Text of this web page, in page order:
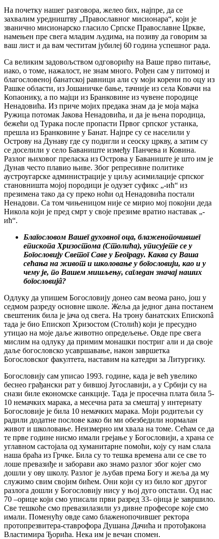
На почетку нашег разговора, желео бих, најпре, да се
захвалим уредништву „Православног мисионара“, који је
званично мисионарско гласило Српске Православне Цркве,
намењен пре свега младим људима, на позиву да говорим за
ваш лист и да вам честитам јубилеј 60 година успешног рада.
Са великим задовољством одговорићу на Ваше прво питање,
иако, о томе, нажалост, не знам много. Рођен сам у питомој и
благословеној банатској равници али су моји корени по оцу из
Рашке области, из Јошаничке бање, тачније из села Ковачи на
Копаонику, а по мајци из Бранковине из чувене породице
Ненадовића. Из приче мојих предака знам да је моја мајка
Ружица потомак Јакова Ненадовића, и да је њена породица,
бежећи од Турака после пропасти Првог српског устанка,
прешла из Бранковине у Банат. Најпре су се населили у
Острову на Дунаву где су подигли и сеоску цркву, а затим су
се доселили у село Баваниште између Панчева и Ковина.
Разлог њиховог преласка из Острова у Баваниште је што им је
Дунав често плавио њиве. Због репресивне политике
аустроугарске администрације у циљу асимилације српског
становништа мојој породици је одузет суфикс „-ић“ из
презимена тако да су преко ноћи од Ненадовића постали
Ненадови. Са том чињеницом није се мирио мој покојни деда
Никола који је пред смрт у своје презиме вратио наставак „-
ић“.
Благословом Вашег духовног оца, блаженопочившег
епископа Хризостома (Столића), уписујете се у
Богословију Светог Саве у Београду. Каква су Ваша
сећања на живот и школовање у богословији, као и у
чему је, по Вашем мишљењу, сагледан значај наших
богословијâ?
Одлуку да упишем Богословију донео сам веома рано, још у
седмом разреду основне школе. Жеља да једног дана постанем
свештеник била је јача од свега. На трону банатских Епископâ
тада је био Епископ Хризостом (Столић) који је пресудно
утицао на моје даље животно опредељење. Овде пре свега
мислим на одлуку да примим монашки постриг али и да своје
даље богословско усавршавање, након завршетка
Богословског факултета, наставим на катедри за Литургику.
Богословију сам уписао 1993. године, када је већ увелико
беснео грађански рат у бившој Југославији, а у Србији су на
снази биле економске санкције. Тада је просечна плата била 5-
10 немачких марака, а месечна рата за смештај у интернату
Богословије је била 10 немачких марака. Моји родитељи су
радили додатне послове како би ми обезбедили нормалан
живот и школовање. Неизмерно им хвала на томе. Сећам се да
те прве године нисмо имали грејање у Богословији, а храна се
углавном састојала од хуманитарне помоћи, коју су нам слала
наша браћа из Грчке. Била су то тешка времена али се све то
лоше превазиђе и заборави ако знамо разлог због којег смо
дошли у ову школу. Разлог је љубав према Богу и жеља да му
служимо свим својим бићем. Они који су из било ког другог
разлога дошли у Богословију нису у њој дуго опстали. Од нас
70 –орице који смо уписали први разред 33- ојица је завршило.
Све тешкоће смо превазилазили уз дивне професоре које смо
имали. Поменућу овде само блаженопочившег ректора
протопрезвитера-ставрофора Душана Дачића и протођакона
Властимира Ђорића. Нека им је вечан спомен.